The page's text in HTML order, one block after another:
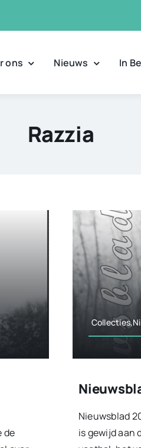
ons Nieuws In
Razzia
de
Nieuwsblad
is gewijd aan